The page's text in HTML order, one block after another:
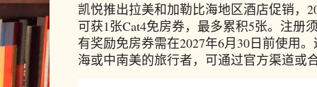
凯悦推出拉美和加勒比海地区酒店促销，
可获1张Cat4免房券，最多累积5张。注册
有奖励免房券需在2027年6月30日前使用
海或中南美的旅行者，可通过官方渠道或